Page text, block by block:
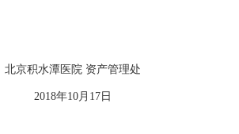
北京积水潭医院 资产管理处
2018年10月17日